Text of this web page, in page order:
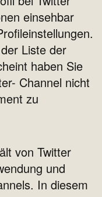
einsehbar
Liste der
haben Sie
Channel nicht
zu
von Twitter
und
In diesem